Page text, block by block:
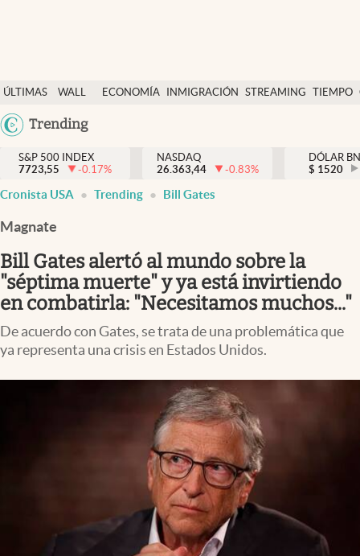
ÚLTIMAS
NOTICIAS
WALL
DÓLAR
ECONOMÍA INMIGRACIÓN STREAMING TIEMPO
México
Trending
Finanzas y economía
Wall Street y dólar
Inmigración
Espiritual
Streaming
PC y mobile
S&P 500 INDEX
7723,55
-0.17%
NASDAQ
26.363,44
-0.83%
DÓLAR
$ 1520
Cronista USA Trending Bill Gates
Magnate
Bill Gates alertó al mundo sobre la
"séptima muerte" y ya está invirtiendo
en combatirla: "Necesitamos muchos..."
De acuerdo con Gates, se trata de una problemática que
ya representa una crisis en Estados Unidos.